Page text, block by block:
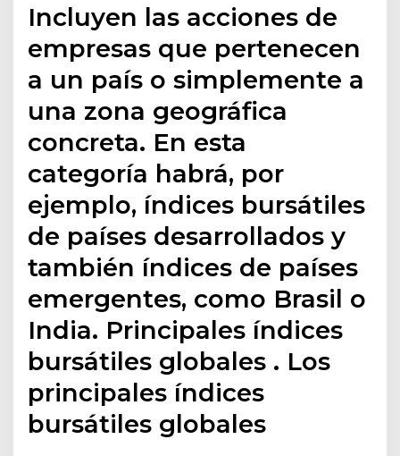
Incluyen las acciones de
empresas que pertenecen
a un país o simplemente a
una zona geográfica
concreta. En esta
categoría habrá, por
ejemplo, índices bursátiles
de países desarrollados y
también índices de países
emergentes, como Brasil o
India. Principales índices
bursátiles globales . Los
principales índices
bursátiles globales